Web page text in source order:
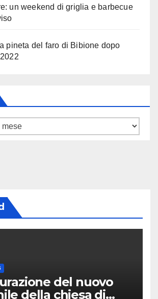
un weekend di griglia e barbecue
pineta del faro di Bibione dopo
del nuovo
della chiesa di